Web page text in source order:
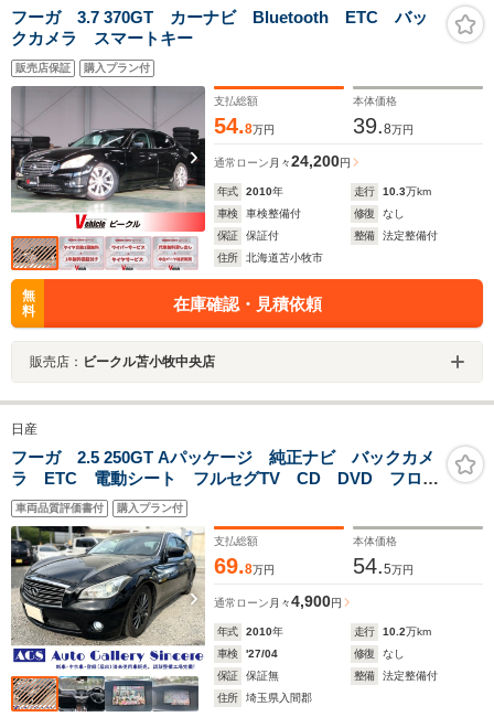
フーガ 3.7 370GT カーナビ Bluetooth ETC バッ
クカメラ スマートキー
販売店保証 購入プラン付
支払総額
54.8万円
本体価格
39.8万円
通常ローン 月々24,200円
年式 2010年 走行 10.3万km
車検
車検整備付 修復
なし
保証
保証付 整備
法定整備付
住所
北海道苫小牧市
無
料
在庫確認・見積依頼
販売店： ビークル苫小牧中央店
日産
フーガ 2.5 250GT Aパッケージ 純正ナビ バックカメ
ラ ETC 電動シート フルセグTV CD DVD フロン
トフォグ ABS パワステ スマートキー2個 プッシュ
スタート 純正マット&バイザー エアコン パワーウィ
ンドウ 社外アルミ
車両品質評価書付 購入プラン付
支払総額
69.8万円
本体価格
54.5万円
通常ローン 月々4,900円
年式 2010年 走行 10.2万km
車検
'27/04 修復
なし
保証
保証無 整備
法定整備付
住所
埼玉県入間郡